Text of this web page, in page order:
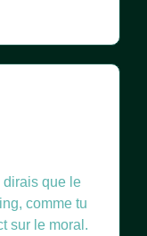
dirais que le
comme tu
sur le moral.